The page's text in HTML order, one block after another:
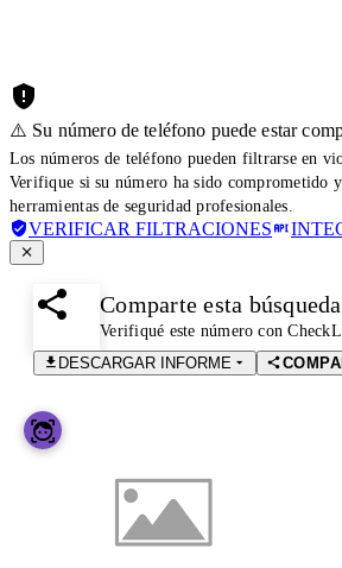
⚠️ Su número de teléfono puede estar
Los números de teléfono pueden filtrarse en
Verifique si su número ha sido comprometido
herramientas de seguridad profesionales.
VERIFICAR FILTRACIONES
Comparte esta búsqueda
Verifiqué este número con
DESCARGAR INFORME